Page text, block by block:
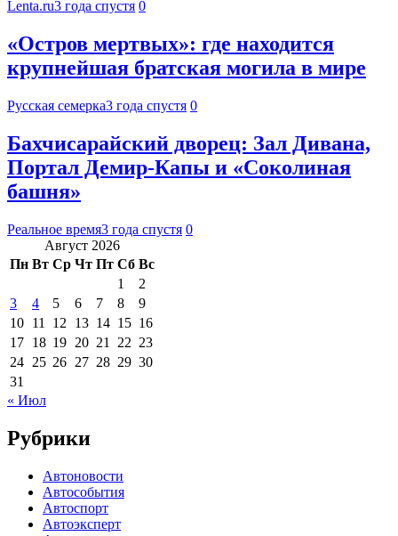
Lenta.ru3 года спустя 0
«Остров мертвых»: где находится
крупнейшая братская могила в мире
Русская семерка3 года спустя 0
Бахчисарайский дворец: Зал Дивана,
Портал Демир-Капы и «Соколиная
башня»
Реальное время3 года спустя 0
Август 2026
Пн Вт Ср Чт Пт Сб Вс
1
2
3
4 5 6 7 8
9
10 11 12 13 14 15 16
17 18 19 20 21 22 23
24 25 26 27 28 29 30
31
« Июл
Рубрики
Автоновости
Автособытия
Автоспорт
Автоэксперт